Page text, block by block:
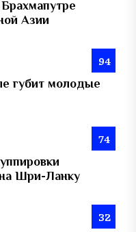
Азии
94
губит молодые
74
Шри-Ланку
32